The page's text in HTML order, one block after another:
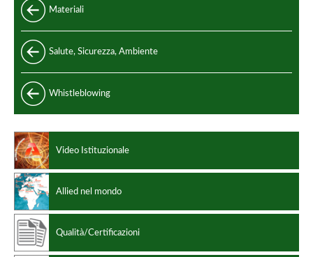
Standard
Speciali
Standard di produzione
Materiali
Acciaio e leghe di acciaio
Acciaio inox
Leghe non ferrose
Salute, Sicurezza, Ambiente
Whistleblowing
Video Istituzionale
Allied nel mondo
Qualità/Certificazioni